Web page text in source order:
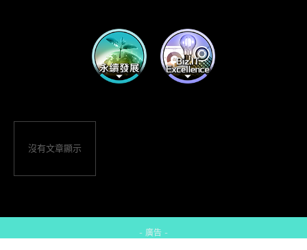
沒有文章顯示
- 廣告 -